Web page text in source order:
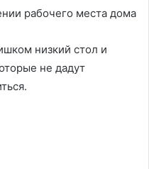
низкий стол и
не дадут